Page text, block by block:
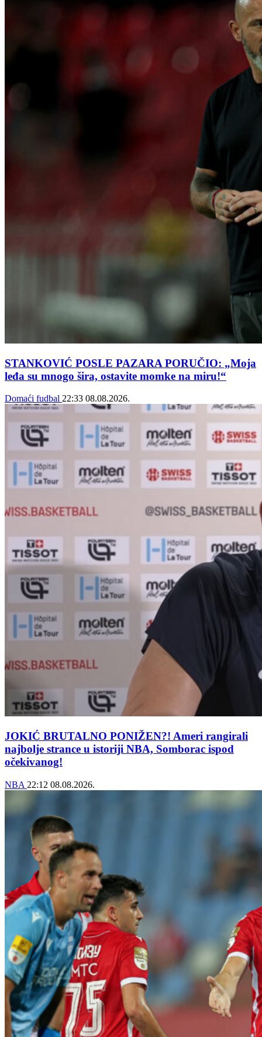
STANKOVIĆ POSLE PAZARA PORUČIO: „Moja
leđa su mnogo šira, ostavite momke na miru!“
Domaći fudbal 22:33 08.08.2026.
JOKIĆ BRUTALNO PONIŽEN?! Ameri rangirali
najbolje strance u istoriji NBA, Somborac ispod
očekivanog!
NBA 22:12 08.08.2026.